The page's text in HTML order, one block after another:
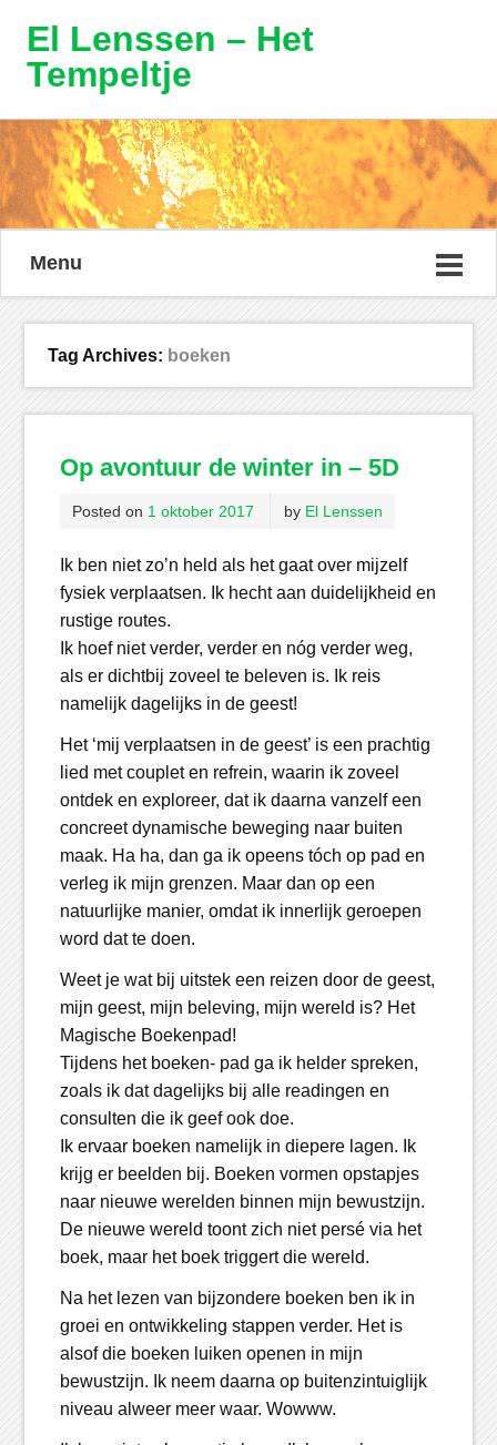
El Lenssen – Het
Tempeltje
Menu
Tag Archives: boeken
Op avontuur de winter in – 5D
Posted on 1 oktober 2017 by El Lenssen
Ik ben niet zo’n held als het gaat over mijzelf
fysiek verplaatsen. Ik hecht aan duidelijkheid en
rustige routes.
Ik hoef niet verder, verder en nóg verder weg,
als er dichtbij zoveel te beleven is. Ik reis
namelijk dagelijks in de geest!
Het ‘mij verplaatsen in de geest’ is een prachtig
lied met couplet en refrein, waarin ik zoveel
ontdek en exploreer, dat ik daarna vanzelf een
concreet dynamische beweging naar buiten
maak. Ha ha, dan ga ik opeens tóch op pad en
verleg ik mijn grenzen. Maar dan op een
natuurlijke manier, omdat ik innerlijk geroepen
word dat te doen.
Weet je wat bij uitstek een reizen door de geest,
mijn geest, mijn beleving, mijn wereld is? Het
Magische Boekenpad!
Tijdens het boeken- pad ga ik helder spreken,
zoals ik dat dagelijks bij alle readingen en
consulten die ik geef ook doe.
Ik ervaar boeken namelijk in diepere lagen. Ik
krijg er beelden bij. Boeken vormen opstapjes
naar nieuwe werelden binnen mijn bewustzijn.
De nieuwe wereld toont zich niet persé via het
boek, maar het boek triggert die wereld.
Na het lezen van bijzondere boeken ben ik in
groei en ontwikkeling stappen verder. Het is
alsof die boeken luiken openen in mijn
bewustzijn. Ik neem daarna op buitenzintuiglijk
niveau alweer meer waar. Wowww.